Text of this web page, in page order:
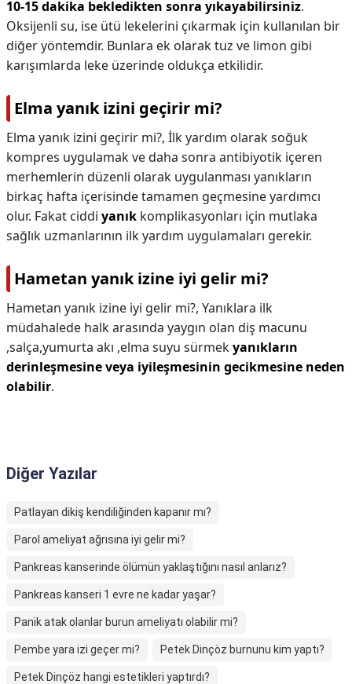
10-15 dakika bekledikten sonra yıkayabilirsiniz.
Oksijenli su, ise ütü lekelerini çıkarmak için kullanılan bir
diğer yöntemdir. Bunlara ek olarak tuz ve limon gibi
karışımlarda leke üzerinde oldukça etkilidir.
Elma yanık izini geçirir mi?
Elma yanık izini geçirir mi?, İlk yardım olarak soğuk
kompres uygulamak ve daha sonra antibiyotik içeren
merhemlerin düzenli olarak uygulanması yanıkların
birkaç hafta içerisinde tamamen geçmesine yardımcı
olur. Fakat ciddi yanık komplikasyonları için mutlaka
sağlık uzmanlarının ilk yardım uygulamaları gerekir.
Hametan yanık izine iyi gelir mi?
Hametan yanık izine iyi gelir mi?, Yanıklara ilk
müdahalede halk arasında yaygın olan diş macunu
,salça,yumurta akı ,elma suyu sürmekyanıkların
derinleşmesine veya iyileşmesinin gecikmesine neden
olabilir.
Diğer Yazılar
Patlayan dikiş kendiliğinden kapanır mı?
Parol ameliyat ağrısına iyi gelir mi?
Pankreas kanserinde ölümün yaklaştığını nasıl anlarız?
Pankreas kanseri 1 evre ne kadar yaşar?
Panik atak olanlar burun ameliyatı olabilir mi?
Pembe yara izi geçer mi? Petek Dinçöz burnunu kim yaptı?
Petek Dinçöz hangi estetikleri yaptırdı?